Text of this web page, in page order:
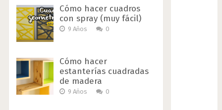
Cómo hacer cuadros
con spray (muy fácil)
9 Años 0
Cómo hacer
estanterías cuadradas
de madera
9 Años 0